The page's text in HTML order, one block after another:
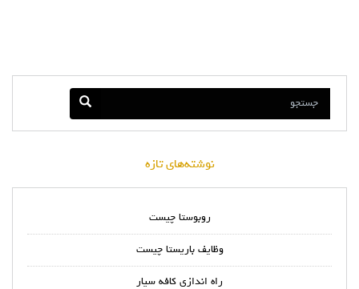
نوشته‌های تازه
روبوستا چیست
وظایف باریستا چیست
راه اندازی کافه سیار